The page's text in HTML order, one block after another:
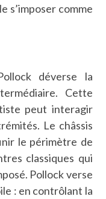
s’imposer comme
déverse la
Cette
peut interagir
Le châssis
le périmètre de
classiques qui
Pollock verse
: en contrôlant la